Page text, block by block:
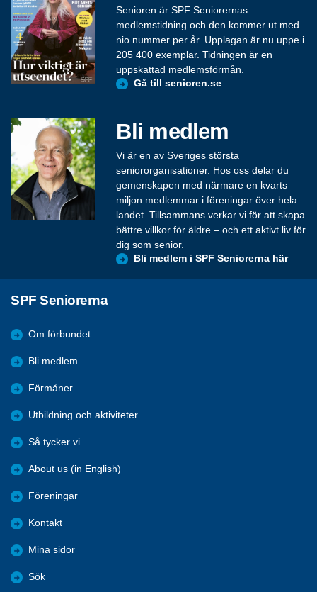
Senioren är SPF Seniorernas
medlemstidning och den kommer ut med
nio nummer per år. Upplagan är nu uppe i
205 400 exemplar. Tidningen är en
uppskattad medlemsförmån.
Gå till senioren.se
Bli medlem
Vi är en av Sveriges största
seniororganisationer. Hos oss delar du
gemenskapen med närmare en kvarts
miljon medlemmar i föreningar över hela
landet. Tillsammans verkar vi för att skapa
bättre villkor för äldre – och ett aktivt liv för
dig som senior.
Bli medlem i SPF Seniorerna här
SPF Seniorerna
Om förbundet
Bli medlem
Förmåner
Utbildning och aktiviteter
Så tycker vi
About us (in English)
Föreningar
Kontakt
Mina sidor
Sök